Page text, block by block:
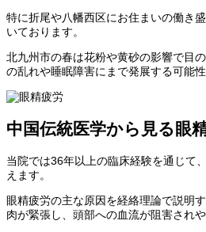
特に折尾や八幡西区にお住まいの働き
いております。
北九州市の春は花粉や黄砂の影響で目
の乱れや睡眠障害にまで発展する可能性
中国伝統医学から見る眼
当院では36年以上の臨床経験を通じて
えます。
眼精疲労の主な原因を経絡理論で説明
肉が緊張し、頭部への血流が阻害され